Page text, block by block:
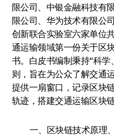
限公司、中银金融科技有
限公司、华为技术有限公
创新联合实验室六家单位
通运输领域第一份关于区
书。白皮书编制秉持“科
则，旨在为公众了解交通
提供一扇窗口，记录区块
轨迹，搭建交通运输区块
一、区块链技术原理